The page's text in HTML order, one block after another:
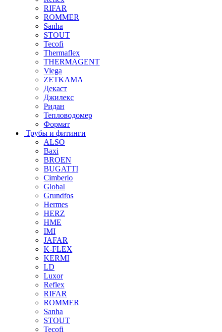
RIFAR
ROMMER
Sanha
STOUT
Tecofi
Thermaflex
THERMAGENT
Viega
ZETKAMA
Декаст
Джилекс
Ридан
Тепловодомер
Формат
Трубы и фитинги
ALSO
Baxi
BROEN
BUGATTI
Cimberio
Global
Grundfos
Hermes
HERZ
HME
IMI
JAFAR
K-FLEX
KERMI
LD
Luxor
Reflex
RIFAR
ROMMER
Sanha
STOUT
Tecofi